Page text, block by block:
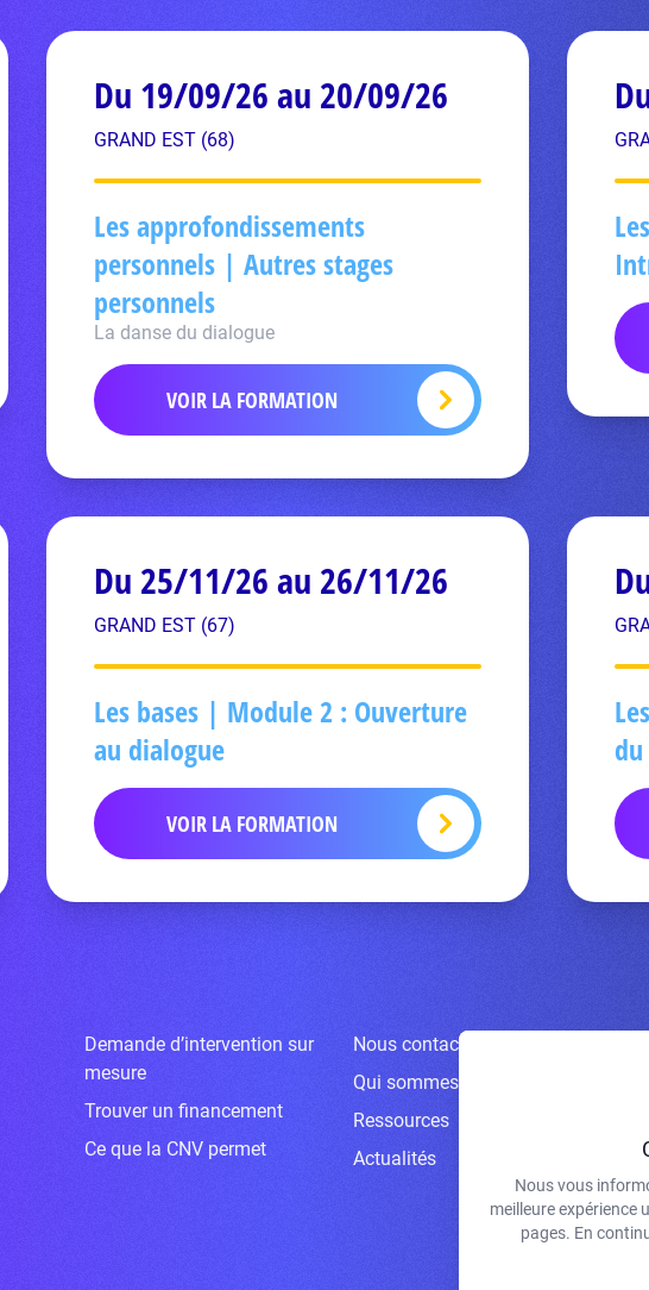
Du 19/09/26 au 20/09/26
GRAND EST (68)
Les approfondissements
personnels | Autres stages
personnels
La danse du dialogue
VOIR LA FORMATION
Du 25/11/26 au 26/11/26
GRAND EST (67)
Les bases | Module 2 : Ouverture
au dialogue
VOIR LA FORMATION
Demande d’intervention sur
mesure
Trouver un financement
Ce que la CNV permet
Nous contacter
Qui sommes-nous ?
Ressources
Actualités
Nous vous
meilleure
pages. En